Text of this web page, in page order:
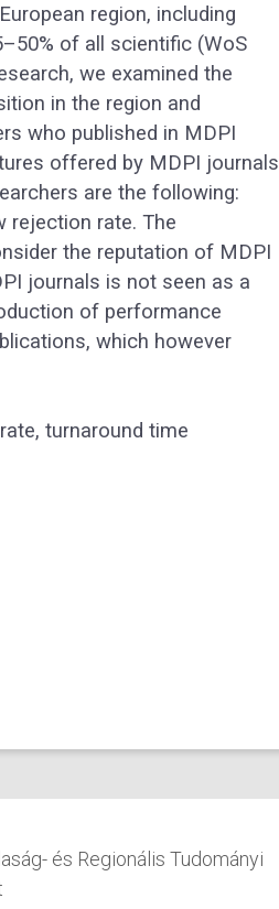
region, including
of all scientific (WoS
we examined the
in the region and
who published in MDPI
offered by MDPI journals
are the following:
rejection rate. The
the reputation of MDPI
journals is not seen as a
of performance
which however
turnaround time
és Regionális Tudományi